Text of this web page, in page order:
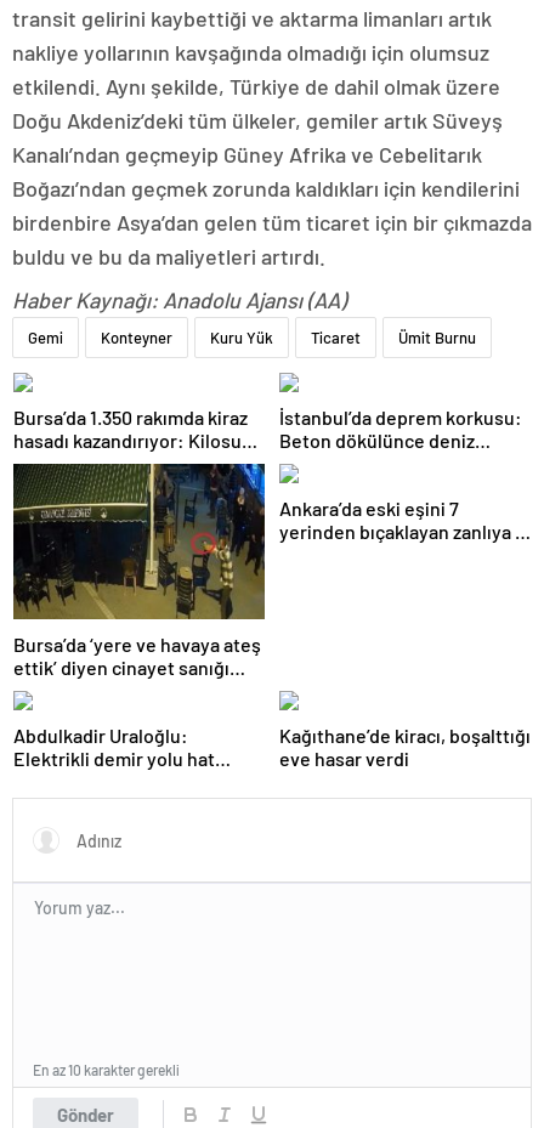
transit gelirini kaybettiği ve aktarma limanları artık
nakliye yollarının kavşağında olmadığı için olumsuz
etkilendi. Aynı şekilde, Türkiye de dahil olmak üzere
Doğu Akdeniz’deki tüm ülkeler, gemiler artık Süveyş
Kanalı’ndan geçmeyip Güney Afrika ve Cebelitarık
Boğazı’ndan geçmek zorunda kaldıkları için kendilerini
birdenbire Asya’dan gelen tüm ticaret için bir çıkmazda
buldu ve bu da maliyetleri artırdı.
Haber Kaynağı: Anadolu Ajansı (AA)
Gemi Konteyner Kuru Yük Ticaret Ümit Burnu
Bursa’da 1.350 rakımda kiraz
hasadı kazandırıyor: Kilosu
80 lira
İstanbul’da deprem korkusu:
Beton dökülünce deniz
kabukları ortaya çıktı
Bursa’da ‘yere ve havaya ateş
ettik’ diyen cinayet sanığı
kardeşlere indirimsiz
müebbet hapis
Ankara’da eski eşini 7
yerinden bıçaklayan zanlıya 9
Abdulkadir Uraloğlu:
Elektrikli demir yolu hat
kilometreye yükselttik
Kağıthane’de kiracı, boşalttığı
eve hasar verdi
Gönder
En az 10 karakter gerekli